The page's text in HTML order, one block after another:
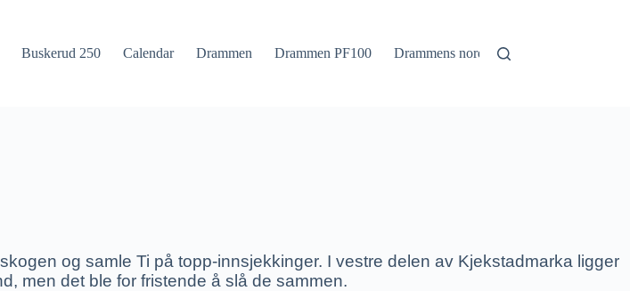
Buskerud 250 Calendar Drammen Drammen PF100 Drammens nordmark
og samle Ti på topp-innsjekkinger. I vestre delen av Kjekstadmarka ligger
men det ble for fristende å slå de sammen.